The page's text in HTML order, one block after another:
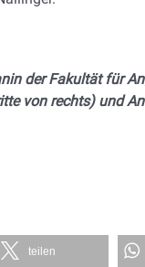
der Fakultät für
von rechts) und
teilen